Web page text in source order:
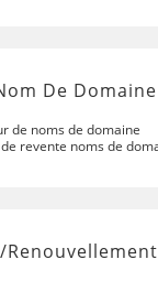
De Domaine
de noms de domaine
revente noms de